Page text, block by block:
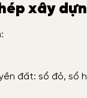
xây
đất: sổ đỏ, sổ